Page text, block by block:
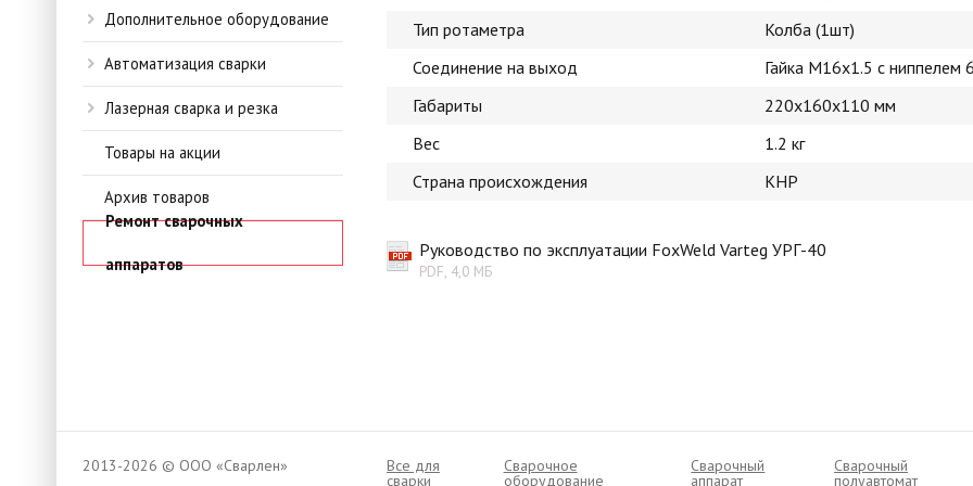
Дополнительное оборудование
Автоматизация сварки
Лазерная сварка и резка
Товары на акции
Архив товаров
Ремонт сварочных
аппаратов
Тип ротаметра
Колба (1шт)
Соединение на выход
Гайка M16x1.5 с ниппелем
Габариты
220х160х110 мм
Вес
1.2 кг
Страна происхождения
КНР
Руководство по эксплуатации FoxWeld Varteg УРГ-40
PDF, 4,0 МБ
2013-2026 © ООО «Сварлен» Все для
сварки
Сварочное
оборудование
Сварочный
аппарат
Cварочный
полуавтомат